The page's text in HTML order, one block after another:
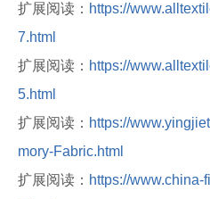
扩展阅读： https://
7.html
扩展阅读： https://
5.html
扩展阅读： https://
mory-Fabric.html
扩展阅读： https://www.china-